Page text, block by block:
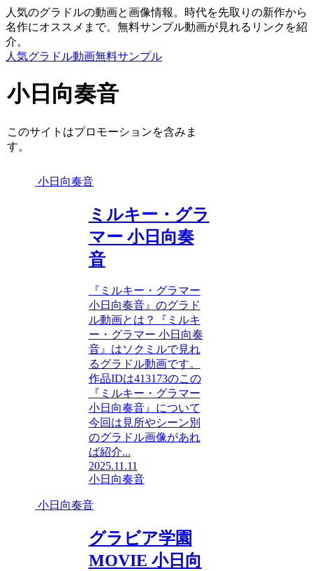
人気のグラドルの動画と画像情報。時代を先取りの新作から
名作にオススメまで。無料サンプル動画が見れるリンクを紹
介。
人気グラドル動画無料サンプル
小日向奏音
このサイトはプロモーションを含みま
す。
小日向奏音
ミルキー・グラ
マー 小日向奏
音
『ミルキー・グラマー
小日向奏音』のグラド
ル動画とは？『ミルキ
ー・グラマー 小日向奏
音』はソクミルで見れ
るグラドル動画です。
作品IDは413173のこの
『ミルキー・グラマー
小日向奏音』について
今回は見所やシーン別
のグラドル画像があれ
ば紹介...
2025.11.11
小日向奏音
小日向奏音
グラビア学園
MOVIE 小日向